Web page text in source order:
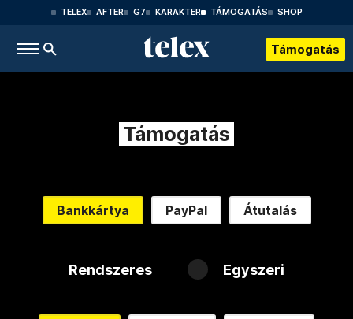
TELEX AFTER G7 KARAKTER TÁMOGATÁS SHOP
Támogatás
Támogatás
Bankkártya PayPal Átutalás
Rendszeres Egyszeri